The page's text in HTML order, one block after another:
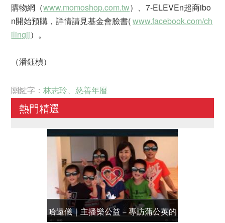
購物網（www.momoshop.com.tw）、7-ELEVEn超商ibo
n開始預購，詳情請見基金會臉書(www.facebook.com/ch
ilingjj）。
（潘鈺楨）
關鍵字：林志玲 、慈善年曆
熱門精選
哈遠儀｜主播樂公益－專訪蒲公英的